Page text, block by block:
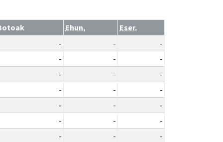
Ehun.
Eser.
- -
-
- -
-
- -
-
- -
-
- -
-
- -
-
- -
-